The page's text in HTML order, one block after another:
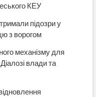
КЕУ
підозри у
з ворогом
механізму для
влади та